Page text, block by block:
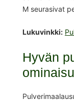
M seurasivat
Lukuvinkki:
Hyvän